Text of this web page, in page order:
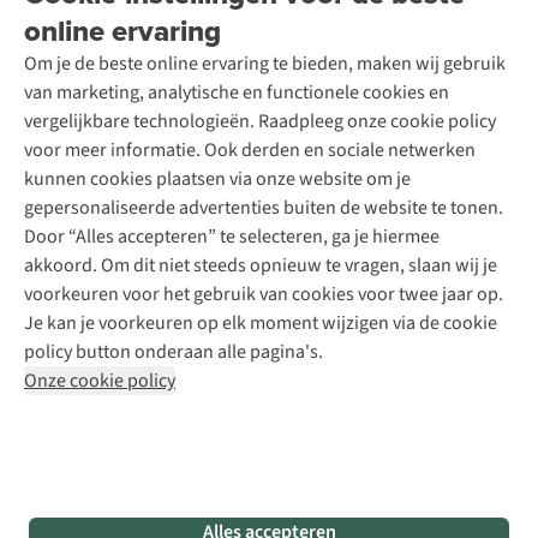
online ervaring
Om je de beste online ervaring te bieden, maken wij gebruik
van marketing, analytische en functionele cookies en
vergelijkbare technologieën. Raadpleeg onze cookie policy
voor meer informatie. Ook derden en sociale netwerken
kunnen cookies plaatsen via onze website om je
gepersonaliseerde advertenties buiten de website te tonen.
Door “Alles accepteren” te selecteren, ga je hiermee
akkoord. Om dit niet steeds opnieuw te vragen, slaan wij je
voorkeuren voor het gebruik van cookies voor twee jaar op.
Je kan je voorkeuren op elk moment wijzigen via de cookie
policy button onderaan alle pagina's.
Onze cookie policy
Alles accepteren
Contact
Over A.S.Adventure
Toegankelijkheidsverklaring
Wasservice
Schoenonderhoud
Schoenherstelling
Kledingherstelling
Retouches
Voor bedrijven
Podcast
Explore Academy
Explore Camp
Gear Check
Inspiratie & advies
Meld je aan voor de nieuwsbrief
Follow us
Disclaimer Privacy Policy
Algemene voorwaarden
Cookie Policy